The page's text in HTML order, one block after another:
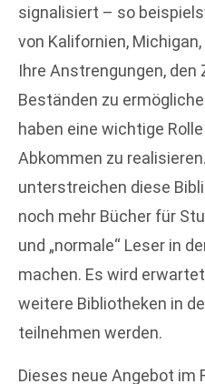
signalisiert – so
von Kalifornien,
Ihre Anstrengungen, den
Beständen zu
haben eine wichtige
Abkommen zu
unterstreichen diese
noch mehr Bücher für
und „normale“ Leser in
machen. Es wird
weitere Bibliotheken in
teilnehmen werden.
Dieses neue Angebot im